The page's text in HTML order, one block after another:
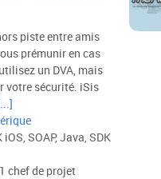
piste entre amis
prémunir en cas
un DVA, mais
votre sécurité. iSis
SOAP, Java, SDK
chef de projet